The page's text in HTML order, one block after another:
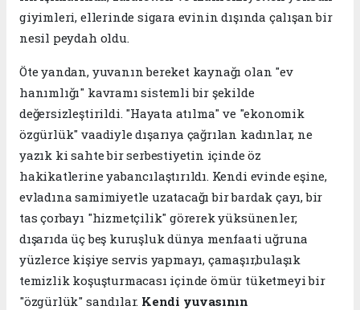
giyimleri, ellerinde sigara evinin dışında çalışan bir
nesil peydah oldu.
​Öte yandan, yuvanın bereket kaynağı olan "ev
hanımlığı" kavramı sistemli bir şekilde
değersizleştirildi. "Hayata atılma" ve "ekonomik
özgürlük" vaadiyle dışarıya çağrılan kadınlar, ne
yazık ki sahte bir serbestiyetin içinde öz
hakikatlerine yabancılaştırıldı. Kendi evinde eşine,
evladına samimiyetle uzatacağı bir bardak çayı, bir
tas çorbayı "hizmetçilik" görerek yüksünenler;
dışarıda üç beş kuruşluk dünya menfaati uğruna
yüzlerce kişiye servis yapmayı, çamaşır,bulaşık
temizlik koşuşturmacası içinde ömür tüketmeyi bir
"özgürlük" sandılar. Kendi yuvasının